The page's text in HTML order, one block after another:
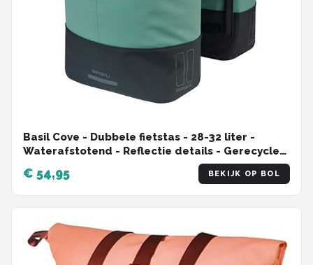
Basil Cove - Dubbele fietstas - 28-32 liter -
Waterafstotend - Reflectie details - Gerecycled
€ 54,95 BEKIJK OP BOL